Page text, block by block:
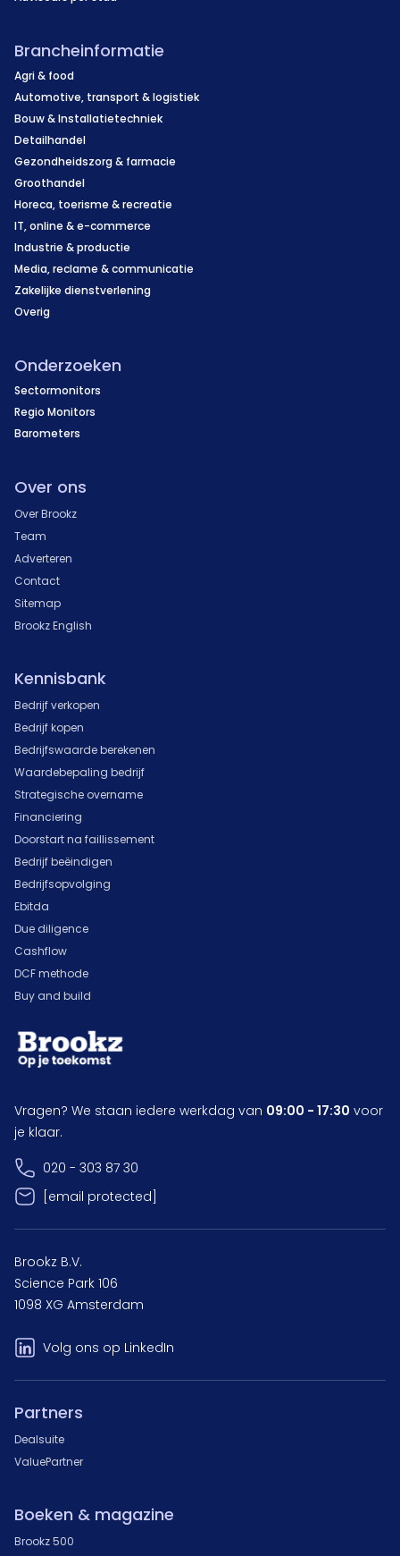
Brancheinformatie
Agri & food
Automotive, transport & logistiek
Bouw & Installatietechniek
Detailhandel
Gezondheidszorg & farmacie
Groothandel
Horeca, toerisme & recreatie
IT, online & e-commerce
Industrie & productie
Media, reclame & communicatie
Zakelijke dienstverlening
Overig
Onderzoeken
Sectormonitors
Regio Monitors
Barometers
Over ons
Over Brookz
Team
Adverteren
Contact
Sitemap
Brookz English
Kennisbank
Bedrijf verkopen
Bedrijf kopen
Bedrijfswaarde berekenen
Waardebepaling bedrijf
Strategische overname
Financiering
Doorstart na faillissement
Bedrijf beëindigen
Bedrijfsopvolging
Ebitda
Due diligence
Cashflow
DCF methode
Buy and build
Vragen? We staan iedere werkdag van 09:00 - 17:30 voor
je klaar.
020 - 303 87 30
[email protected]
Brookz B.V.
Science Park 106
1098 XG Amsterdam
Volg ons op LinkedIn
Partners
Dealsuite
ValuePartner
Boeken & magazine
Brookz 500